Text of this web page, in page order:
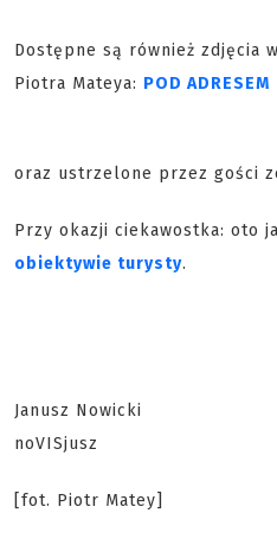
Dostępne są również zdjęcia
Piotra Mateya: POD ADRESEM
oraz ustrzelone przez gości
Przy okazji ciekawostka: oto
obiektywie turysty.
Janusz Nowicki
noVISjusz
[fot. Piotr Matey]